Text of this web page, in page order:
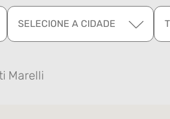
SELECIONE A CIDADE
Marelli